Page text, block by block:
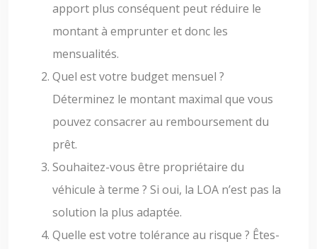
apport plus conséquent peut réduire le
montant à emprunter et donc les
mensualités.
Quel est votre budget mensuel ?
Déterminez le montant maximal que vous
pouvez consacrer au remboursement du
prêt.
Souhaitez-vous être propriétaire du
véhicule à terme ? Si oui, la LOA n’est pas la
solution la plus adaptée.
Quelle est votre tolérance au risque ? Êtes-